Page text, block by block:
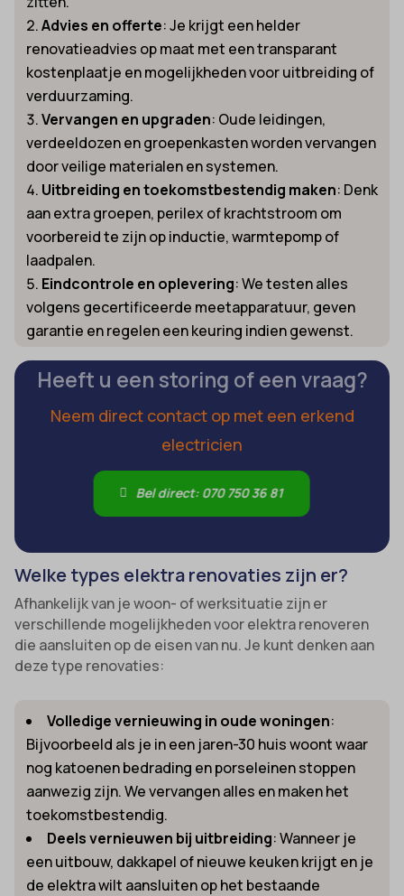
Advies en offerte: Je krijgt een helder
renovatieadvies op maat met een transparant
kostenplaatje en mogelijkheden voor uitbreiding of
verduurzaming.
Vervangen en upgraden: Oude leidingen,
verdeeldozen en groepenkasten worden vervangen
door veilige materialen en systemen.
Uitbreiding en toekomstbestendig maken: Denk
aan extra groepen, perilex of krachtstroom om
voorbereid te zijn op inductie, warmtepomp of
laadpalen.
Eindcontrole en oplevering: We testen alles
volgens gecertificeerde meetapparatuur, geven
garantie en regelen een keuring indien gewenst.
Heeft u een storing of een vraag?
Neem direct contact op met een erkend
electricien
Bel direct: 070 750 36 81
Welke types elektra renovaties zijn er?
Afhankelijk van je woon- of werksituatie zijn er
verschillende mogelijkheden voor elektra renoveren
die aansluiten op de eisen van nu. Je kunt denken aan
deze type renovaties:
Volledige vernieuwing in oude woningen:
Bijvoorbeeld als je in een jaren-30 huis woont waar
nog katoenen bedrading en porseleinen stoppen
aanwezig zijn. We vervangen alles en maken het
toekomstbestendig.
Deels vernieuwen bij uitbreiding: Wanneer je
een uitbouw, dakkapel of nieuwe keuken krijgt en je
de elektra wilt aansluiten op het bestaande